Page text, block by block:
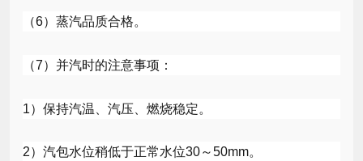
（6）蒸汽品质合格。
（7）并汽时的注意事项：
1）保持汽温、汽压、燃烧稳定。
2）汽包水位稍低于正常水位30～50mm。